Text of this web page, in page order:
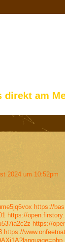
direkt am
2024 um 10:52pm
https://
https://
https://
https://